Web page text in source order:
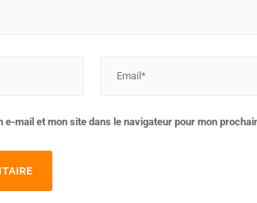
e-mail et mon site dans le navigateur pour mon